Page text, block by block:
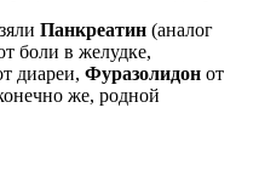
Панкреатин (аналог
боли в желудке,
диареи, Фуразолидон от
же, родной